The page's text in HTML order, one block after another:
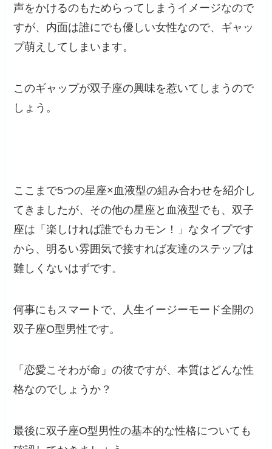
声をかけるのもためらってしまうイメージなので
すが、内面は誰にでも優しい女性なので、ギャッ
プ萌えしてしまいます。
このギャップが双子座の興味を惹いてしまうので
しょう。
ここまで5つの星座×血液型の組み合わせを紹介し
てきましたが、その他の星座と血液型でも、双子
座は「楽しければ誰でもカモン！」なタイプです
から、明るい雰囲気で接すれば友達のステップは
難しくないはずです。
何事にもスマートで、人生イージーモード全開の
双子座O型男性です。
「恋愛こそわが命」の彼ですが、本質はどんな性
格なのでしょうか？
最後に双子座O型男性の基本的な性格についても